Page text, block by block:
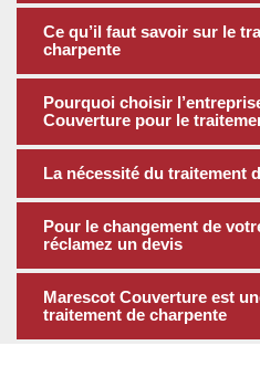
Ce qu’il faut savoir sur le
charpente
Pourquoi choisir
Couverture pour le
La nécessité du traitement
Pour le changement de
réclamez un devis
Marescot Couverture est
traitement de charpente